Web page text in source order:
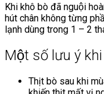
Khi khô bò đã nguội
hút chân không từng
lạnh dùng trong 1 – 2
Một số lưu ý
Thịt bò sau khi